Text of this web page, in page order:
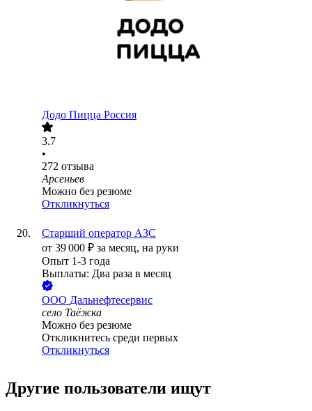
Додо Пицца Россия
3.7
•
272 отзыва
Арсеньев
Можно без резюме
Откликнуться
Старший оператор АЗС
от 39 000 ₽ за месяц, на руки
Опыт 1-3 года
Выплаты: Два раза в месяц
ООО Дальнефтесервис
село Таёжка
Можно без резюме
Откликнитесь среди первых
Откликнуться
Другие пользователи ищут